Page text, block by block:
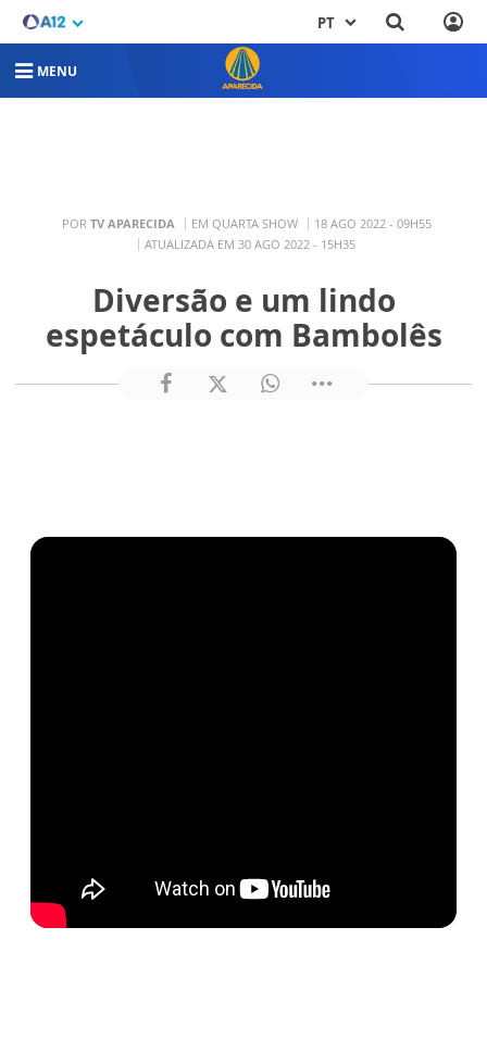
PT
MENU
POR TV APARECIDA EM QUARTA SHOW
18 AGO 2022 - 09H55
ATUALIZADA EM 30 AGO 2022 - 15H35
Diversão e um lindo
espetáculo com Bambolês